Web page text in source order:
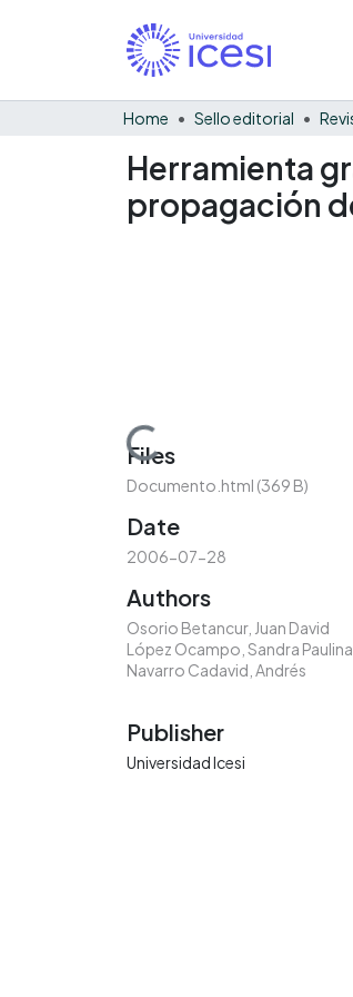
Home Sello editorial
Herramienta
propagación
Loading...
Files
Documento.html (369 B)
Date
2006-07-28
Authors
Osorio Betancur, Juan David
López Ocampo, Sandra Paulina
Navarro Cadavid, Andrés
Publisher
Universidad Icesi